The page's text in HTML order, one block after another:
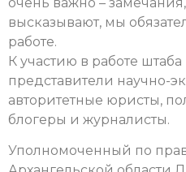
высказывают, мы
работе.
К участию в работе
представители научно-
авторитетные юристы,
блогеры и журналисты.
Уполномоченный по